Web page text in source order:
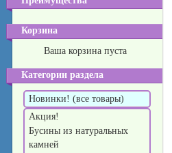
Корзина
Ваша корзина пуста
Категории раздела
Новинки! (все товары)
Акция!
Бусины из натуральных
камней